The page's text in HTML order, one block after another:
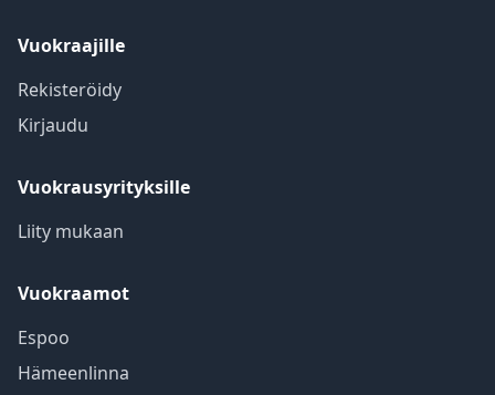
Vuokraajille
Rekisteröidy
Kirjaudu
Vuokrausyrityksille
Liity mukaan
Vuokraamot
Espoo
Hämeenlinna